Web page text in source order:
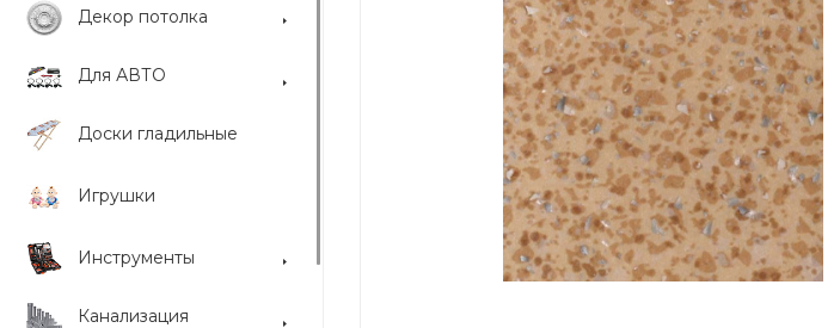
Декор потолка
Для АВТО
Доски гладильные
Игрушки
Инструменты
Канализация